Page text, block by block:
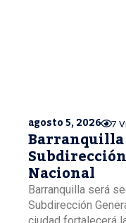
agosto 5, 2026 7
Barranquilla
Nacional
Barranquilla será
Subdirección